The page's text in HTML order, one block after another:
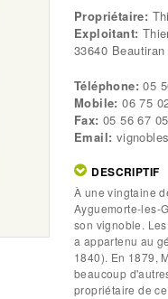
Propriétaire:
Exploitant:
33640 Beautiran
Téléphone:05
Mobile:06 75
Fax:05 56 67
Email:
Tabs
DESCRIPTIF
À une vingtaine
Ayguemorte-les-
son vignoble.
a appartenu au
1840). En 1879,
beaucoup
propriétaire de